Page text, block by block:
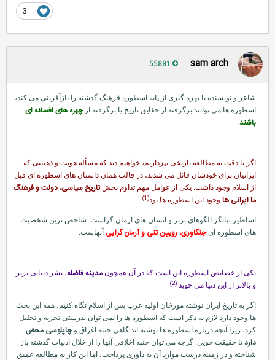
sam arch
شاعر و نویسنده با بهره گیری از پایه اسطوره فرهنگ گذشته را بازآفرینی می كند،
اسطوره ها می توانند برگرفته از حقایق تاریخ یا برگرفته از چهره های افسانه ای
باشند.
اگر با دقت به مطالعه تاریخی بپردازیم، خواهیم دید كه مسأله هویت و ذهنیتی كه
ایرانیان برای خودشان قائل می شدند، در قالب همان داستان های اسطوره ای قبل
از اسلام وجود داشت. یكی از عوامل مهم تداوم بخشتاریخ سیاسی، دولت و فرهنگ
ما ایرانی ها وجود این اسطوره ها بود (1)
اساطیر بیانگر الگوهای برتر و انسان های آرمان گراست. شاخص ترین شخصیت
های اسطوره ای جنگاوری، رویین تنی و آرمان گراییآنهاست.
یكی از خصایص اسطوره این است كه در آن همچونمدینه فاضله، بشر دنیایی برتر
و بالاتر از این دنیا می جوید(2)
اگر به تاریخ ایران نوشته مورخان اولیه عرب پس از اسلام نگاه كنیم، همه این بحث
ها وجود دارد.لازم به ذكر است كه اسطوره ها را نمی توان بدرستی تجزیه و تحلیل
كرد، زیرا آنچه درباره اسطوره ها نوشته اند گاهی جنبه اغراق وچاپلوسی محض
داردتا حقیقت جویی. گرچه می توان جنبه اخلاقی آنها را از خلال ادبیات گذشته باز
شناخته و در زمینه درست موارد آن به داوری پرداخت، اما این كار به مطالعه عمیق